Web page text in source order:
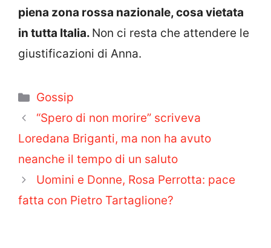
piena zona rossa nazionale, cosa vietata
in tutta Italia. Non ci resta che attendere le
giustificazioni di Anna.
Categorie
Gossip
“Spero di non morire” scriveva
Loredana Briganti, ma non ha avuto
neanche il tempo di un saluto
Uomini e Donne, Rosa Perrotta: pace
fatta con Pietro Tartaglione?